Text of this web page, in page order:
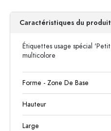
Caractéristiques du produit
Étiquettes usage spécial
multicolore
Forme - Zone De Base
Hauteur
Large